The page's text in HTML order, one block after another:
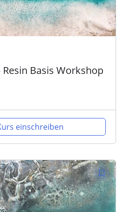
Basis Workshop
einschreiben